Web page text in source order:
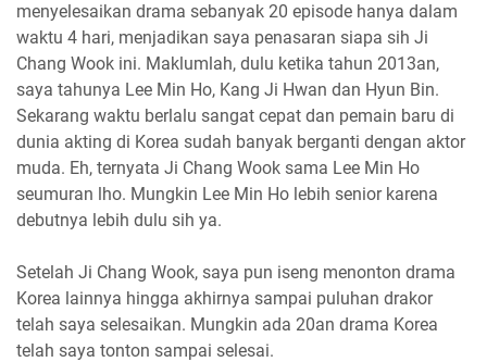
menyelesaikan drama sebanyak 20 episode hanya dalam
waktu 4 hari, menjadikan saya penasaran siapa sih Ji
Chang Wook ini. Maklumlah, dulu ketika tahun 2013an,
saya tahunya Lee Min Ho, Kang Ji Hwan dan Hyun Bin.
Sekarang waktu berlalu sangat cepat dan pemain baru di
dunia akting di Korea sudah banyak berganti dengan aktor
muda. Eh, ternyata Ji Chang Wook sama Lee Min Ho
seumuran lho. Mungkin Lee Min Ho lebih senior karena
debutnya lebih dulu sih ya.
Setelah Ji Chang Wook, saya pun iseng menonton drama
Korea lainnya hingga akhirnya sampai puluhan drakor
telah saya selesaikan. Mungkin ada 20an drama Korea
telah saya tonton sampai selesai.